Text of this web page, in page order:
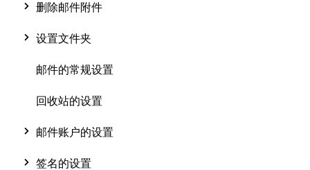
删除邮件附件
设置文件夹
邮件的常规设置
回收站的设置
邮件账户的设置
签名的设置